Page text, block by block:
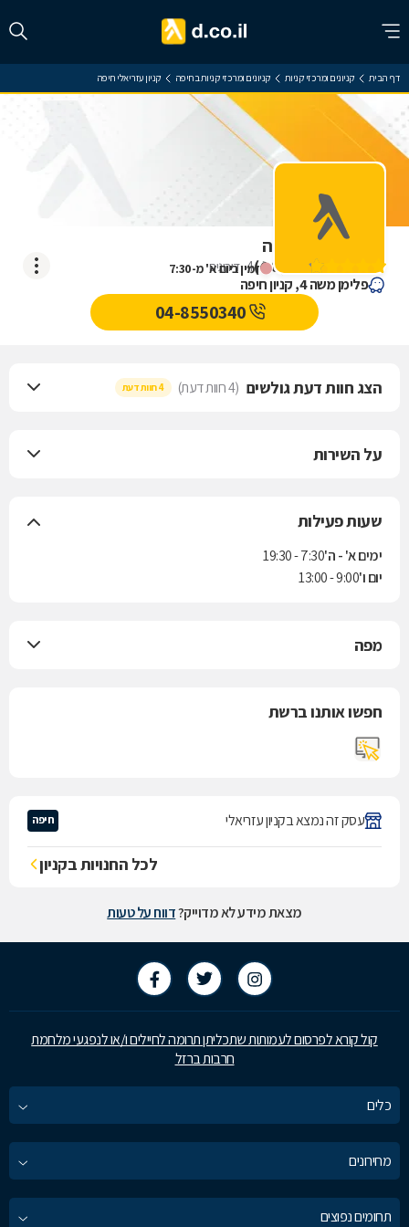
דף הבית קניונים ומרכזי קניות קניונים ומרכזי קניות בחיפה קניון עזריאלי חיפה
זמין ביום א' מ-7:30
קניון עזריאלי חיפה
(
4.8
)
4 דירוגים
פלימן משה 4, קניון חיפה
04-8550340
הצג חוות דעת גולשים (4 חוות דעת) 4 חוות דעת
על השירות
שעות פעילות
ימים א' - ה'7:30 - 19:30
יום ו'9:00 - 13:00
מפה
חפשו אותנו ברשת
עסק זה נמצא בקניון עזריאלי חיפה
לכל החנויות בקניון
מצאת מידע לא מדוייק?דווח על טעות
קול קורא לפרסום לעמותות שתכליתן תרומה לחיילים ו/או לנפגעי מלחמת
חרבות ברזל
כלים
מחירונים
תחומים נפוצים